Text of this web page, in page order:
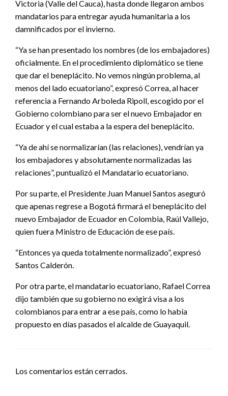
Victoria (Valle del Cauca), hasta donde llegaron ambos
mandatarios para entregar ayuda humanitaria a los
damnificados por el invierno.
“Ya se han presentado los nombres (de los embajadores)
oficialmente. En el procedimiento diplomático se tiene
que dar el beneplácito. No vemos ningún problema, al
menos del lado ecuatoriano”, expresó Correa, al hacer
referencia a Fernando Arboleda Ripoll, escogido por el
Gobierno colombiano para ser el nuevo Embajador en
Ecuador y el cual estaba a la espera del beneplácito.
“Ya de ahí se normalizarían (las relaciones), vendrían ya
los embajadores y absolutamente normalizadas las
relaciones”, puntualizó el Mandatario ecuatoriano.
Por su parte, el Presidente Juan Manuel Santos aseguró
que apenas regrese a Bogotá firmará el beneplácito del
nuevo Embajador de Ecuador en Colombia, Raúl Vallejo,
quien fuera Ministro de Educación de ese país.
“Entonces ya queda totalmente normalizado”, expresó
Santos Calderón.
Por otra parte, el mandatario ecuatoriano, Rafael Correa
dijo también que su gobierno no exigirá visa a los
colombianos para entrar a ese país, como lo había
propuesto en días pasados el alcalde de Guayaquil.
Los comentarios están cerrados.